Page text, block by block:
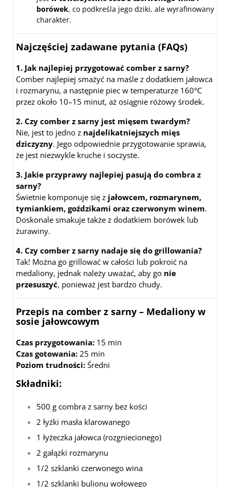
borówek, co podkreśla jego dziki, ale wyrafinowany
charakter.
Najczęściej zadawane pytania (FAQs)
1. Jak najlepiej przygotować comber z sarny?
Comber najlepiej smażyć na maśle z dodatkiem jałowca
i rozmarynu, a następnie piec w temperaturze 160°C
przez około 10–15 minut, aż osiągnie różowy środek.
2. Czy comber z sarny jest mięsem twardym?
Nie, jest to jedno z najdelikatniejszych mięs
dziczyzny. Jego odpowiednie przygotowanie sprawia,
że jest niezwykle kruche i soczyste.
3. Jakie przyprawy najlepiej pasują do combra z
sarny?
Świetnie komponuje się z jałowcem, rozmarynem,
tymiankiem, goździkami oraz czerwonym winem.
Doskonale smakuje także z dodatkiem borówek lub
żurawiny.
4. Czy comber z sarny nadaje się do grillowania?
Tak! Można go grillować w całości lub pokroić na
medaliony, jednak należy uważać, aby go nie
przesuszyć, ponieważ jest bardzo chudy.
Przepis na comber z sarny – Medaliony w
sosie jałowcowym
Czas przygotowania: 15 min
Czas gotowania: 25 min
Poziom trudności: Średni
Składniki:
500 g combra z sarny bez kości
2 łyżki masła klarowanego
1 łyżeczka jałowca (rozgniecionego)
2 gałązki rozmarynu
1/2 szklanki czerwonego wina
1/2 szklanki bulionu wołowego